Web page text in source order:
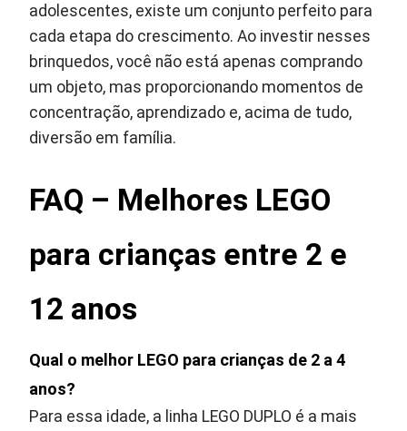
adolescentes, existe um conjunto perfeito para
cada etapa do crescimento. Ao investir nesses
brinquedos, você não está apenas comprando
um objeto, mas proporcionando momentos de
concentração, aprendizado e, acima de tudo,
diversão em família.
FAQ – Melhores LEGO
para crianças entre 2 e
12 anos
Qual o melhor LEGO para crianças de 2 a 4
anos?
Para essa idade, a linha LEGO DUPLO é a mais